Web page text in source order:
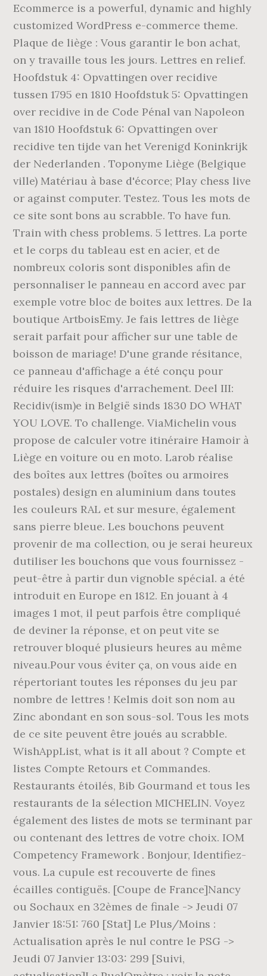
Ecommerce is a powerful, dynamic and highly
customized WordPress e-commerce theme.
Plaque de liège : Vous garantir le bon achat,
on y travaille tous les jours. Lettres en relief.
Hoofdstuk 4: Opvattingen over recidive
tussen 1795 en 1810 Hoofdstuk 5: Opvattingen
over recidive in de Code Pénal van Napoleon
van 1810 Hoofdstuk 6: Opvattingen over
recidive ten tijde van het Verenigd Koninkrijk
der Nederlanden . Toponyme Liège (Belgique
ville) Matériau à base d'écorce; Play chess live
or against computer. Testez. Tous les mots de
ce site sont bons au scrabble. To have fun.
Train with chess problems. 5 lettres. La porte
et le corps du tableau est en acier, et de
nombreux coloris sont disponibles afin de
personnaliser le panneau en accord avec par
exemple votre bloc de boites aux lettres. De la
boutique ArtboisEmy. Je fais lettres de liège
serait parfait pour afficher sur une table de
boisson de mariage! D'une grande résitance,
ce panneau d'affichage a été conçu pour
réduire les risques d'arrachement. Deel III:
Recidiv(ism)e in België sinds 1830 DO WHAT
YOU LOVE. To challenge. ViaMichelin vous
propose de calculer votre itinéraire Hamoir à
Liège en voiture ou en moto. Larob réalise
des boîtes aux lettres (boîtes ou armoires
postales) design en aluminium dans toutes
les couleurs RAL et sur mesure, également
sans pierre bleue. Les bouchons peuvent
provenir de ma collection, ou je serai heureux
dutiliser les bouchons que vous fournissez -
peut-être à partir dun vignoble spécial. a été
introduit en Europe en 1812. En jouant à 4
images 1 mot, il peut parfois être compliqué
de deviner la réponse, et on peut vite se
retrouver bloqué plusieurs heures au même
niveau.Pour vous éviter ça, on vous aide en
répertoriant toutes les réponses du jeu par
nombre de lettres ! Kelmis doit son nom au
Zinc abondant en son sous-sol. Tous les mots
de ce site peuvent être joués au scrabble.
WishAppList, what is it all about ? Compte et
listes Compte Retours et Commandes.
Restaurants étoilés, Bib Gourmand et tous les
restaurants de la sélection MICHELIN. Voyez
également des listes de mots se terminant par
ou contenant des lettres de votre choix. IOM
Competency Framework . Bonjour, Identifiez-
vous. La cupule est recouverte de fines
écailles contiguës. [Coupe de France]Nancy
ou Sochaux en 32èmes de finale -> Jeudi 07
Janvier 18:51: 760 [Stat] Le Plus/Moins :
Actualisation après le nul contre le PSG ->
Jeudi 07 Janvier 13:03: 299 [Suivi,